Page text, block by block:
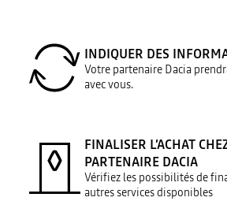
INDIQUER DES
Votre partenaire Dacia
avec vous.
FINALISER L’ACHAT
PARTENAIRE DACIA
Vérifiez les possibilités de
autres services disponibles